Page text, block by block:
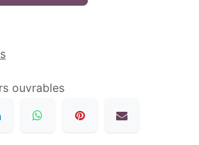
ouvrables